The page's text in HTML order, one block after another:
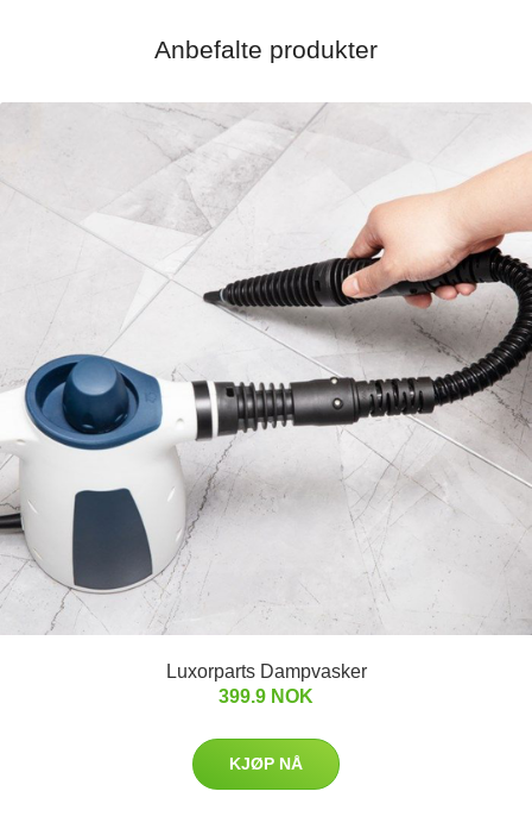
Anbefalte produkter
Luxorparts Dampvasker
399.9 NOK
KJØP NÅ